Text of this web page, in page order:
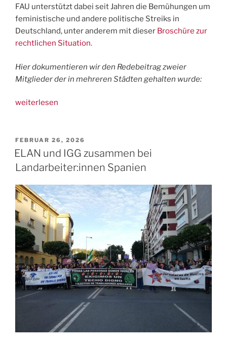
FAU unterstützt dabei seit Jahren die Bemühungen um
feministische und andere politische Streiks in
Deutschland, unter anderem mit dieser Broschüre zur
rechtlichen Situation.
Hier dokumentieren wir den Redebeitrag zweier
Mitglieder der in mehreren Städten gehalten wurde:
„IGG
März
|
Redebeitrag“
weiterlesen
VERÖFFENTLICHT
AM
FEBRUAR 26, 2026
ELAN und IGG zusammen bei
Landarbeiter:innen Spanien